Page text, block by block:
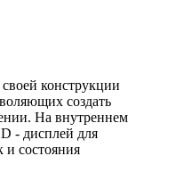
конструкции
создать
На внутреннем
- дисплей для
и состояния